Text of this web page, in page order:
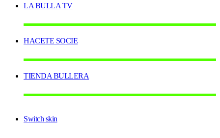
LA BULLA TV
HACETE SOCIE
TIENDA BULLERA
Switch skin